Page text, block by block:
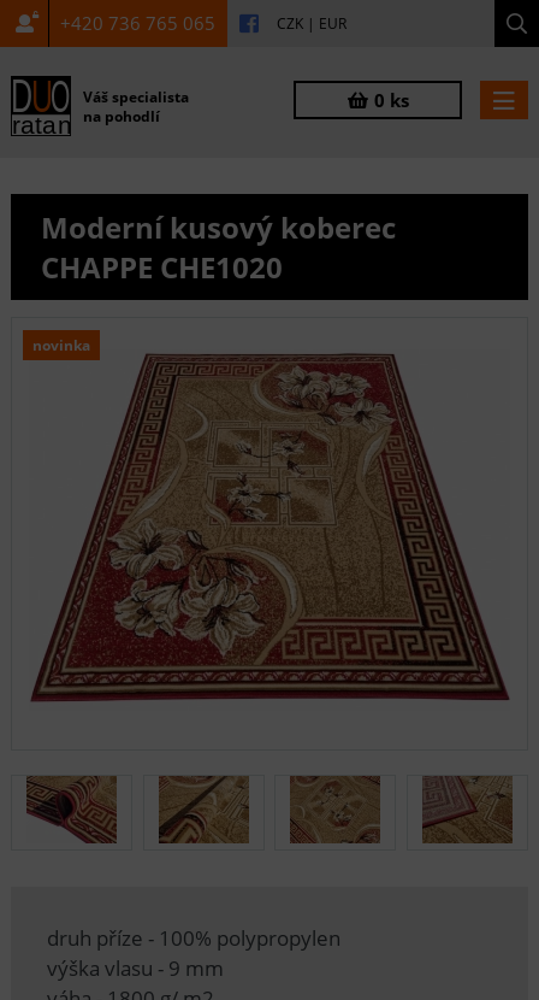
+420 736 765 065 CZK | EUR
Váš specialista
na pohodlí
0 ks
Moderní kusový koberec
CHAPPE CHE1020
novinka
druh příze - 100% polypropylen
výška vlasu - 9 mm